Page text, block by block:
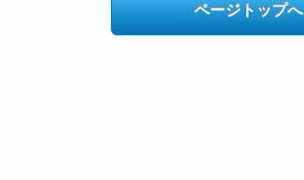
ページトップへ